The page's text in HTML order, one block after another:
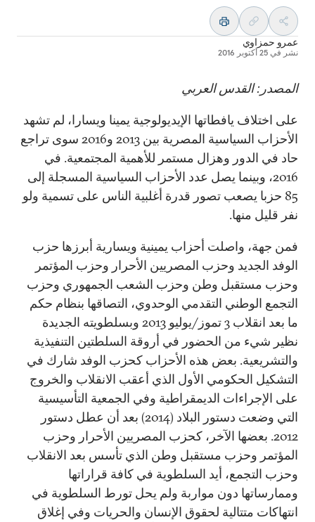
عمرو حمزاوي
نشر في 25 أكتوبر 2016
المصدر: القدس العربي
على اختلاف يافطاتها الإيديولوجية يمينا ويسارا، لم تشهد
الأحزاب السياسية المصرية بين 2013 و2016 سوى تراجع
حاد في الدور وهزال مستمر للأهمية المجتمعية. في
2016، وبينما يصل عدد الأحزاب السياسية المسجلة إلى
85 حزبا يصعب تصور قدرة أغلبية الناس على تسمية ولو
نفر قليل منها.
فمن جهة، واصلت أحزاب يمينية ويسارية أبرزها حزب
الوفد الجديد وحزب المصريين الأحرار وحزب المؤتمر
وحزب مستقبل وطن وحزب الشعب الجمهوري وحزب
التجمع الوطني التقدمي الوحدوي، التصاقها بنظام حكم
ما بعد انقلاب 3 تموز/يوليو 2013 وبسلطويته الجديدة
نظير شيء من الحضور في أروقة السلطتين التنفيذية
والتشريعية. بعض هذه الأحزاب كحزب الوفد شارك في
التشكيل الحكومي الأول الذي أعقب الانقلاب والخروج
على الإجراءات الديمقراطية وفي الجمعية التأسيسية
التي وضعت دستور البلاد (2014) بعد أن عطل دستور
2012. بعضها الآخر، كحزب المصريين الأحرار وحزب
المؤتمر وحزب مستقبل وطن الذي تأسس بعد الانقلاب
وحزب التجمع، أيد السلطوية في كافة قراراتها
وممارساتها دون مواربة ولم يحل تورط السلطوية في
انتهاكات متتالية لحقوق الإنسان والحريات وفي إغلاق